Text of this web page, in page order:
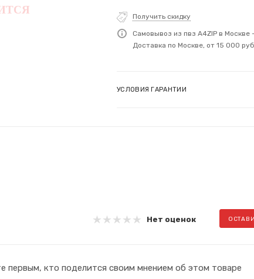
Получить скидку
Самовывоз из пвз A4ZIP в Москве
Доставка по Москве, от 15 000
УСЛОВИЯ ГАРАНТИИ
Нет оценок
первым, кто поделится своим мнением об этом товаре